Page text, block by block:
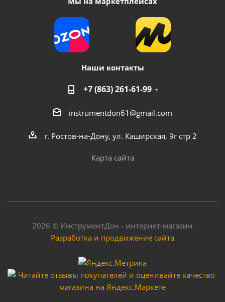
Наши контакты
+7 (863) 261-61-99
instrumentdon61@gmail.com
г. Ростов-на-Дону, ул. Каширская, 9г стр 2
Карта сайта
2026 © ИнструментДон - интернет-магазин
Разработка и продвижение сайта